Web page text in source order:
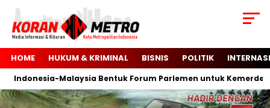
HOME HUKUM & KRIMINAL BISNIS POLITIK
Malaysia Bentuk Forum Parlemen untuk Kemerdekaan